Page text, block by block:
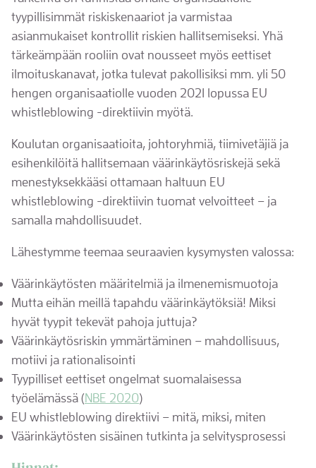
tyypillisimmät riskiskenaariot ja varmistaa
asianmukaiset kontrollit riskien hallitsemiseksi. Yhä
tärkeämpään rooliin ovat nousseet myös eettiset
ilmoituskanavat, jotka tulevat pakollisiksi mm. yli 50
hengen organisaatiolle vuoden 2021 lopussa EU
whistleblowing -direktiivin myötä.
Koulutan organisaatioita, johtoryhmiä, tiimivetäjiä ja
esihenkilöitä hallitsemaan väärinkäytösriskejä sekä
menestyksekkääsi ottamaan haltuun EU
whistleblowing -direktiivin tuomat velvoitteet – ja
samalla mahdollisuudet.
Lähestymme teemaa seuraavien kysymysten valossa:
Väärinkäytösten määritelmiä ja ilmenemismuotoja
Mutta eihän meillä tapahdu väärinkäytöksiä! Miksi
hyvät tyypit tekevät pahoja juttuja?
Väärinkäytösriskin ymmärtäminen – mahdollisuus,
motiivi ja rationalisointi
Tyypilliset eettiset ongelmat suomalaisessa
työelämässä (NBE 2020)
EU whistleblowing direktiivi – mitä, miksi, miten
Väärinkäytösten sisäinen tutkinta ja selvitysprosessi